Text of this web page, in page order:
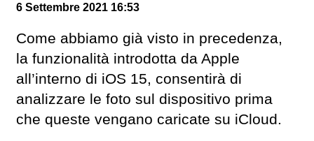
6 Settembre 2021 16:53
Come abbiamo già visto in precedenza,
la funzionalità introdotta da Apple
all’interno di iOS 15, consentirà di
analizzare le foto sul dispositivo prima
che queste vengano caricate su iCloud.